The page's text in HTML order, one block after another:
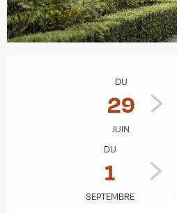
DU
29
JUIN
DU
1
SEPTEMBRE